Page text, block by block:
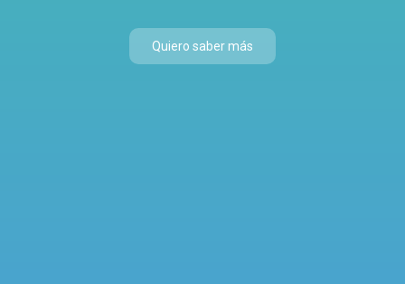
Quiero saber más